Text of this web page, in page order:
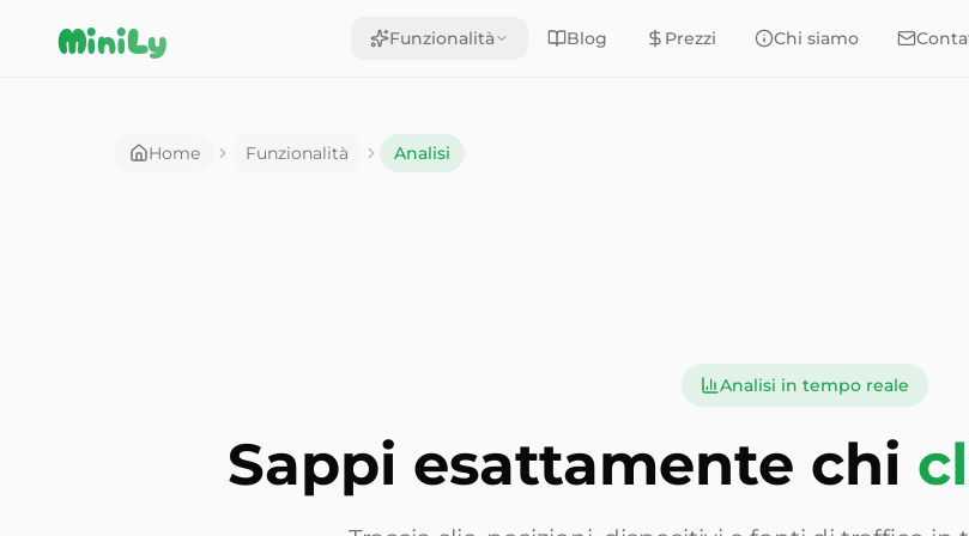
MiniLy Funzionalità Blog Prezzi Chi siamo
Home Funzionalità Analisi
Analisi in tempo reale
Sappi esattamente chi